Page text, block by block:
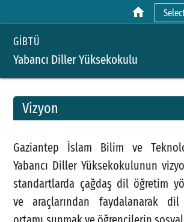
home
GİBTÜ
Yabancı Diller Yüksekokulu
Vizyon
Gaziantep İslam Bilim ve
Yabancı Diller Yüksekokulunun
standartlarda çağdaş dil öğretim
ve araçlarından faydalanarak dil